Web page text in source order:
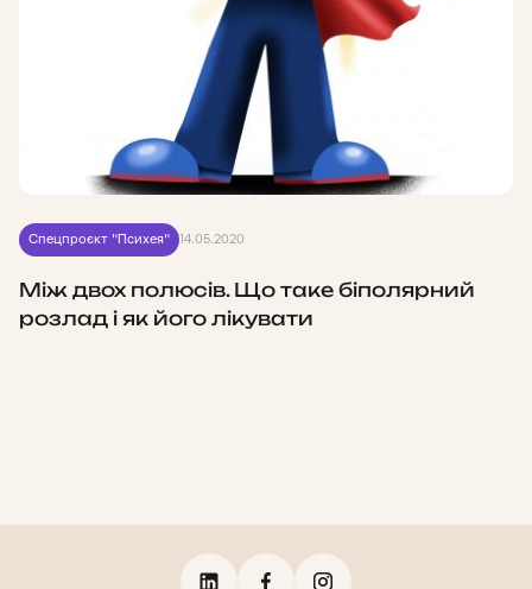
Спецпроєкт "Психея" 14.05.2020
Між двох полюсів. Що таке біполярний
розлад і як його лікувати